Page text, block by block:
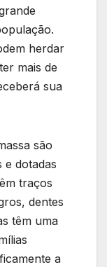
herdar
mais de
sua
são
e dotadas
traços
dentes
têm uma
a